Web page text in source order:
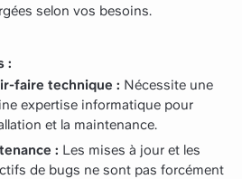
selon vos besoins.
:
faire technique : Nécessite une
expertise informatique pour
et la maintenance.
: Les mises à jour et les
de bugs ne sont pas forcément